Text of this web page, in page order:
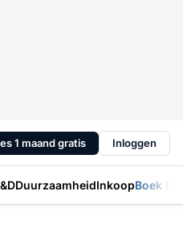
1 maand gratis Inloggen
DuurzaamheidInkoopBoek